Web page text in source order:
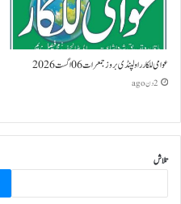
عوامی للکار راولپنڈی بروز جمعرات 06 اگست 2026
2 دن ago
تلاش